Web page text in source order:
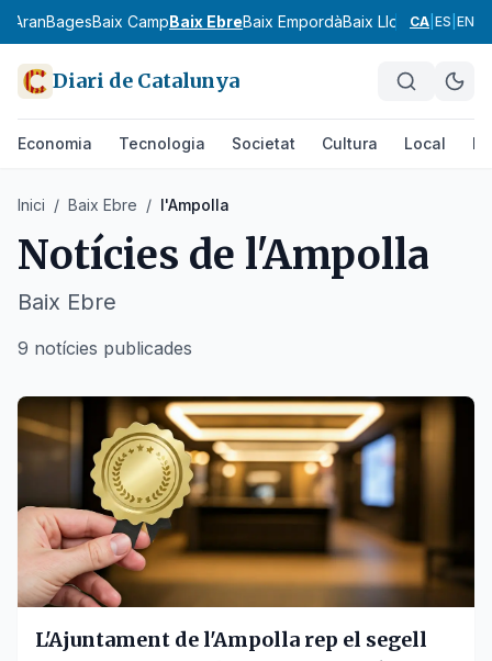
AranBagesBaix CampBaix EbreBaix EmpordàBaix LlobregatBaix
CA ES EN
Diari de Catalunya
Economia Tecnologia Societat Cultura Local
Inici / Baix Ebre / l'Ampolla
Notícies de l'Ampolla
Baix Ebre
9 notícies publicades
L'Ajuntament de l'Ampolla rep el segell